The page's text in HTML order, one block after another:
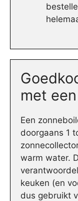
met
Een
doorgaans 1
warm water.
keuken (en
dus gebruikt